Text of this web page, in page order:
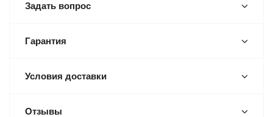
Задать вопрос
Гарантия
Условия доставки
Отзывы